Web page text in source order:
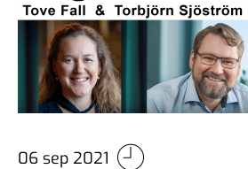
06 sep 2021